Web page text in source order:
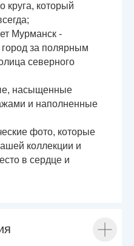
круга, который
Мурманск -
за полярным
северного
насыщенные
и наполненные
фото, которые
коллекции и
в сердце и